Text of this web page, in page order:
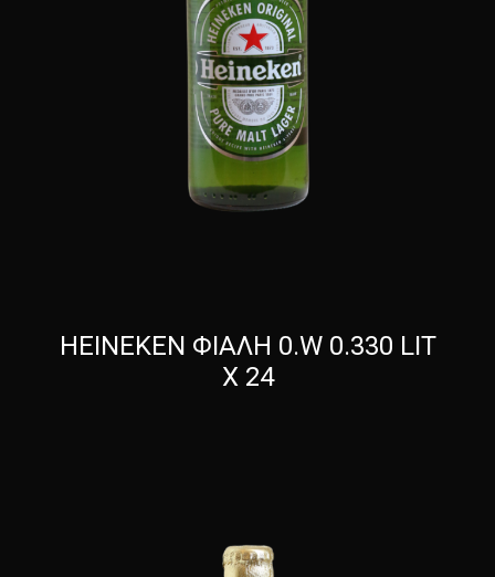
HEINEKEN ΦΙΑΛΗ 0.W 0.330 LIT
X 24